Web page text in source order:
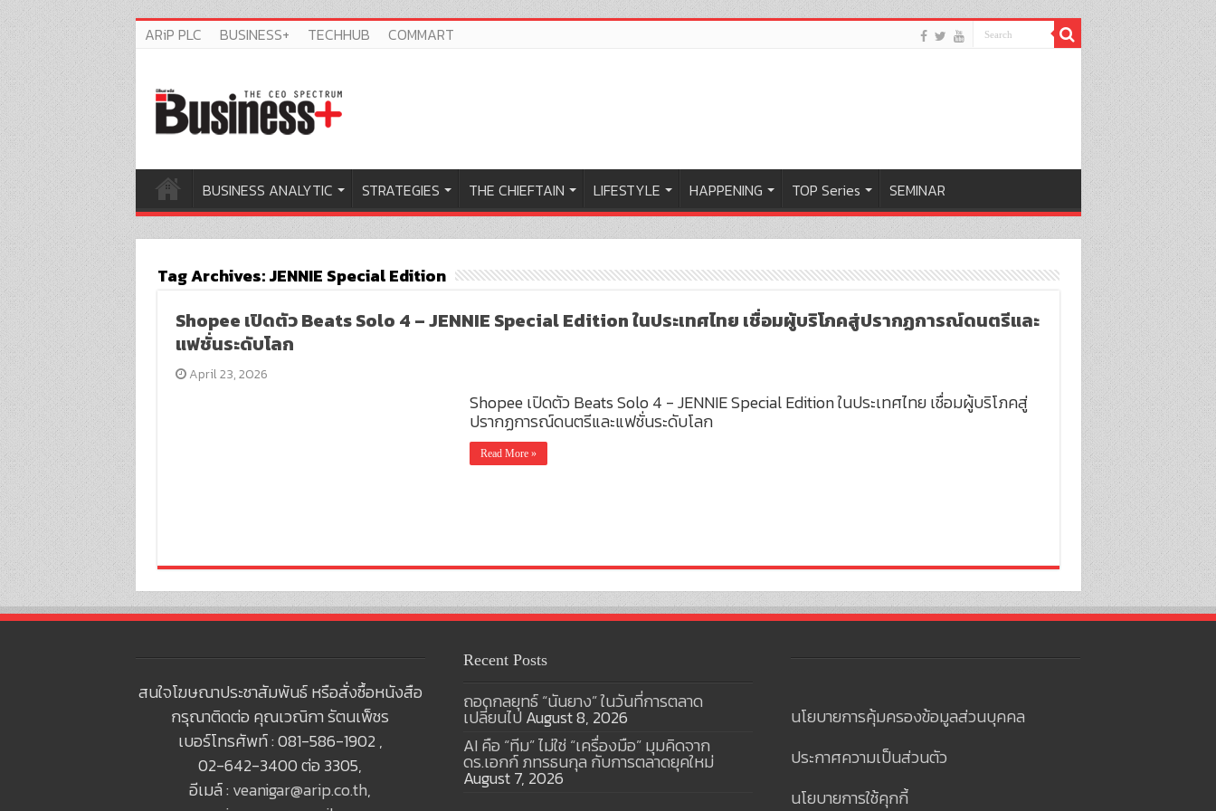
ARiP PLC BUSINESS+ TECHHUB COMMART
BUSINESS ANALYTIC STRATEGIES THE CHIEFTAIN LIFESTYLE HAPPENING TOP Series SEMINAR
Tag Archives:JENNIE Special Edition
Shopee เปิดตัว Beats Solo 4 – JENNIE Special Edition ในประเทศไทย เชื่อมผู้บริโภคสู่ปรากฏการณ์ดนตรีและ
แฟชั่นระดับโลก
April 23, 2026
Shopee เปิดตัว Beats Solo 4 - JENNIE Special Edition ในประเทศไทย เชื่อมผู้บริโภคสู่
ปรากฏการณ์ดนตรีและแฟชั่นระดับโลก
Read More »
สนใจโฆษณาประชาสัมพันธ์ หรือสั่งซื้อหนังสือ
กรุณาติดต่อ คุณเวณิกา รัตนเพ็ชร
เบอร์โทรศัพท์ : 081-586-1902 ,
02-642-3400 ต่อ 3305,
อีเมล์ : veanigar@arip.co.th,
Recent Posts
ถอดกลยุทธ์ “นันยาง” ในวันที่การตลาด
เปลี่ยนไป August 8, 2026
AI คือ “ทีม” ไม่ใช่ “เครื่องมือ” มุมคิดจาก
ดร.เอกก์ ภทรธนกุล กับการตลาดยุคใหม่
August 7, 2026
นโยบายการคุ้มครองข้อมูลส่วนบุคคล
ประกาศความเป็นส่วนตัว
นโยบายการใช้คุกกี้